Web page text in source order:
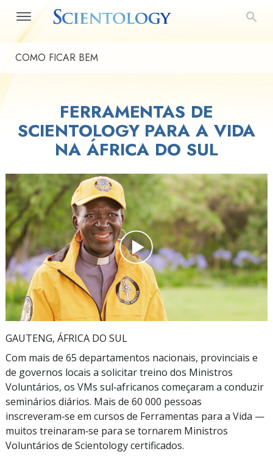
COMO FICAR BEM
FERRAMENTAS DE
SCIENTOLOGY PARA A VIDA
NA ÁFRICA DO SUL
Play
Video
GAUTENG, ÁFRICA DO SUL
Com mais de 65 departamentos nacionais, provinciais e
de governos locais a solicitar treino dos Ministros
Voluntários, os VMs sul‑africanos começaram a conduzir
seminários diários. Mais de 60 000 pessoas
inscreveram‑se em cursos de Ferramentas para a Vida —
muitos treinaram‑se para se tornarem Ministros
Voluntários de Scientology certificados.